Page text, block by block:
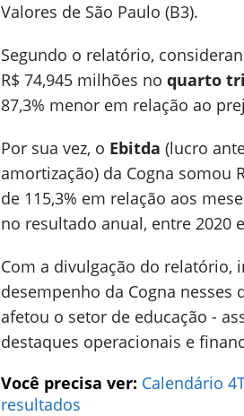
Valores de São Paulo (B3).
Segundo o relatório,
R$ 74,945 milhões no quarto
87,3% menor em relação ao
Por sua vez, o Ebitda (lucro
amortização) da Cogna somou
de 115,3% em relação aos
no resultado anual, entre 2020
Com a divulgação do relatório,
desempenho da Cogna nesses
afetou o setor de educação -
destaques operacionais e
Você precisa ver: Calendário
resultados